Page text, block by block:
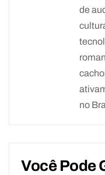
de
no
Você Pode